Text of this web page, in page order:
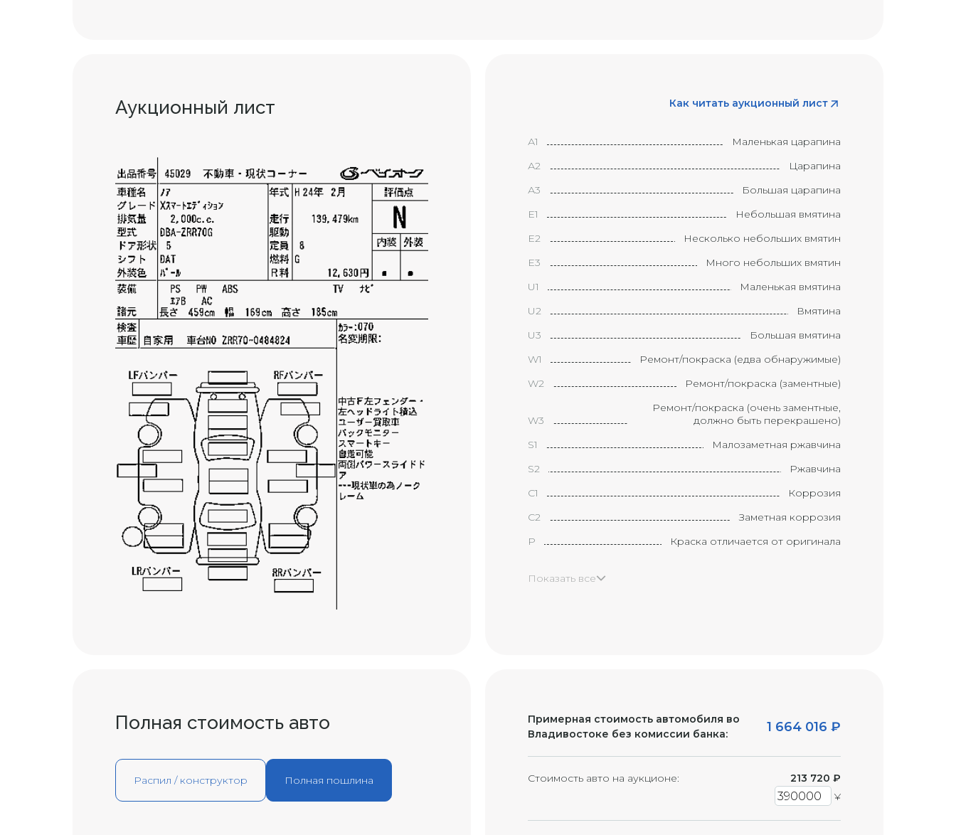
Аукционный лист Как читать аукционный лист
А1
Маленькая царапина
А2
Царапина
А3
Большая царапина
Е1
Небольшая вмятина
Е2
Несколько небольших вмятин
Е3
Много небольших вмятин
U1
Маленькая вмятина
U2
Вмятина
U3
Большая вмятина
W1
Ремонт/покраска (едва обнаружимые)
W2
Ремонт/покраска (заментные)
W3
Ремонт/покраска (очень заментные,
должно быть перекрашено)
S1
Малозаметная ржавчина
S2
Ржавчина
С1
Коррозия
С2
Заметная коррозия
P
Краска отличается от оригинала
В3
Большая вмятина с царапиной
(размером с локоть)
Y2
Трещина
Большая трещина
Маленькая трещина на ветровом
Показать все
Полная стоимость авто
Распил / конструктор Полная пошлина
Примерная стоимость автомобиля во
Владивостоке без комиссии банка:
1 664 016 ₽
Стоимость авто на аукционе: 213 720 ₽
¥